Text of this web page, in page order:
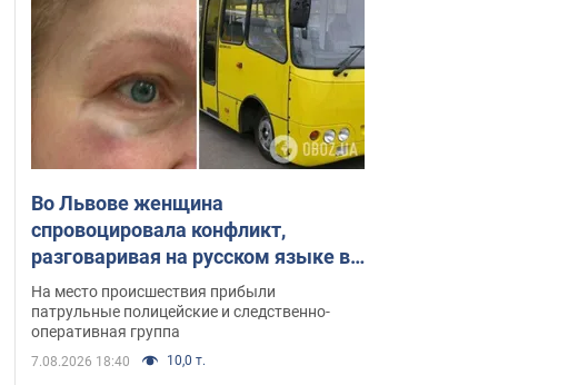
Во Львове женщина
спровоцировала конфликт,
разговаривая на русском языке в
маршрутке: полиция составила
административный протокол.
Видео
На место происшествия прибыли
патрульные полицейские и следственно-
оперативная группа
7.08.2026 18:40 10,0 т.